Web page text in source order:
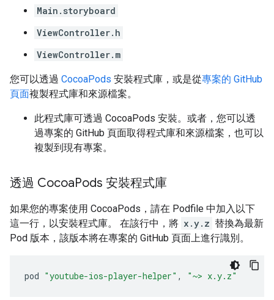
Main.storyboard
ViewController.h
ViewController.m
您可以透過 CocoaPods 安裝程式庫，或是從專案的 GitHub
頁面複製程式庫和來源檔案。
此程式庫可透過 CocoaPods 安裝。或者，您可以透
過專案的 GitHub 頁面取得程式庫和來源檔案，也可以
複製到現有專案。
透過 CocoaPods 安裝程式庫
如果您的專案使用 CocoaPods，請在 Podfile 中加入以下
這一行，以安裝程式庫。 在該行中，將 x.y.z 替換為最新
Pod 版本，該版本將在專案的 GitHub 頁面上進行識別。
pod "youtube-ios-player-helper" , "~> x.y.z"